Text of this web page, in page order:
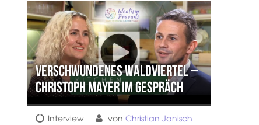
Verschwundenes Waldviertel –
Christoph Mayer im Gespräch
Interview von Christian Janisch